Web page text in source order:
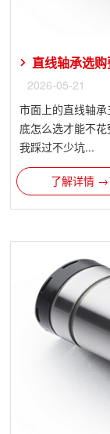
直线轴承选
2026-05-21
市面上的直线轴
底怎么选才能不
我踩过不少坑...
了解详情 →